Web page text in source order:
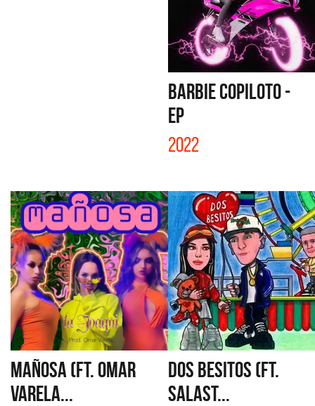
BARBIE COPILOTO -
EP
2022
MAÑOSA (FT. OMAR
VARELA...
DOS BESITOS (FT.
SALAST...